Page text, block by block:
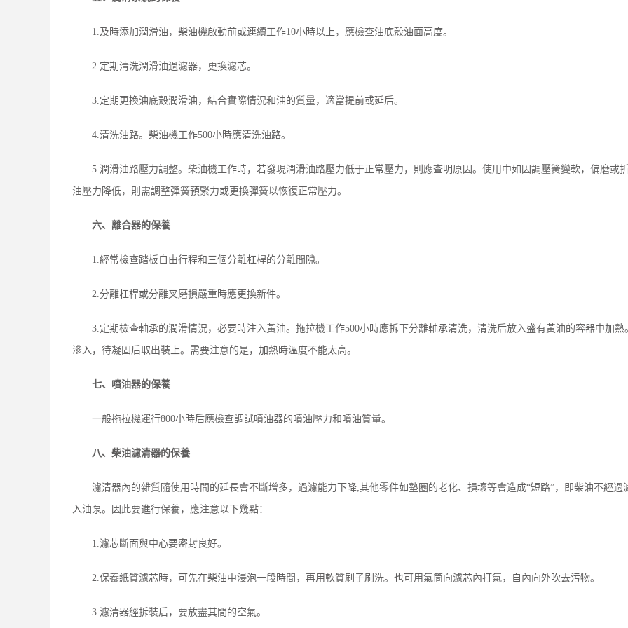
1.及時添加潤滑油，柴油機啟動前或連續工作10小時以上，應檢查油底殼油面高度。
2.定期清洗潤滑油過濾器，更換濾芯。
3.定期更換油底殼潤滑油，結合實際情況和油的質量，適當提前或延后。
4.清洗油路。柴油機工作500小時應清洗油路。
5.潤滑油路壓力調整。柴油機工作時，若發現潤滑油路壓力低于正常壓力，則應查明原因。使用中如因調壓簧變軟，偏磨或
油壓力降低，則需調整彈簧預緊力或更換彈簧以恢復正常壓力。
六、離合器的保養
1.經常檢查踏板自由行程和三個分離杠桿的分離間隙。
2.分離杠桿或分離叉磨損嚴重時應更換新件。
3.定期檢查軸承的潤滑情況，必要時注入黃油。拖拉機工作500小時應拆下分離軸承清洗，清洗后放入盛有黃油的容器中加熱
滲入，待凝固后取出裝上。需要注意的是，加熱時溫度不能太高。
七、噴油器的保養
一般拖拉機運行800小時后應檢查調試噴油器的噴油壓力和噴油質量。
八、柴油濾清器的保養
濾清器內的雜質隨使用時間的延長會不斷增多，過濾能力下降;其他零件如墊圈的老化、損壞等會造成“短路”，即柴油不經過
入油泵。因此要進行保養，應注意以下幾點：
1.濾芯斷面與中心要密封良好。
2.保養紙質濾芯時，可先在柴油中浸泡一段時間，再用軟質刷子刷洗。也可用氣筒向濾芯內打氣，自內向外吹去污物。
3.濾清器經拆裝后，要放盡其間的空氣。